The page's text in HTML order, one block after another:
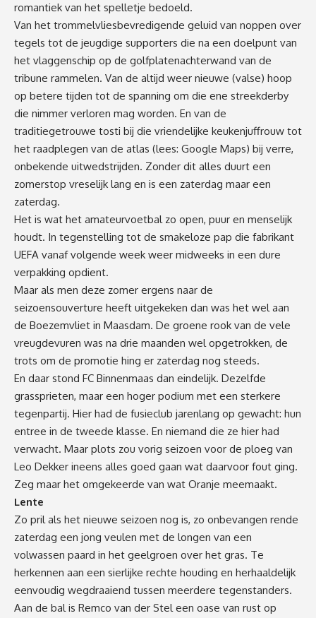
romantiek van het spelletje bedoeld.
Van het trommelvliesbevredigende geluid van noppen over
tegels tot de jeugdige supporters die na een doelpunt van
het vlaggenschip op de golfplatenachterwand van de
tribune rammelen. Van de altijd weer nieuwe (valse) hoop
op betere tijden tot de spanning om die ene streekderby
die nimmer verloren mag worden. En van de
traditiegetrouwe tosti bij die vriendelijke keukenjuffrouw tot
het raadplegen van de atlas (lees: Google Maps) bij verre,
onbekende uitwedstrijden. Zonder dit alles duurt een
zomerstop vreselijk lang en is een zaterdag maar een
zaterdag.
Het is wat het amateurvoetbal zo open, puur en menselijk
houdt. In tegenstelling tot de smakeloze pap die fabrikant
UEFA vanaf volgende week weer midweeks in een dure
verpakking opdient.
Maar als men deze zomer ergens naar de
seizoensouverture heeft uitgekeken dan was het wel aan
de Boezemvliet in Maasdam. De groene rook van de vele
vreugdevuren was na drie maanden wel opgetrokken, de
trots om de promotie hing er zaterdag nog steeds.
En daar stond FC Binnenmaas dan eindelijk. Dezelfde
grassprieten, maar een hoger podium met een sterkere
tegenpartij. Hier had de fusieclub jarenlang op gewacht: hun
entree in de tweede klasse. En niemand die ze hier had
verwacht. Maar plots zou vorig seizoen voor de ploeg van
Leo Dekker ineens alles goed gaan wat daarvoor fout ging.
Zeg maar het omgekeerde van wat Oranje meemaakt.
Lente
Zo pril als het nieuwe seizoen nog is, zo onbevangen rende
zaterdag een jong veulen met de longen van een
volwassen paard in het geelgroen over het gras. Te
herkennen aan een sierlijke rechte houding en herhaaldelijk
eenvoudig wegdraaiend tussen meerdere tegenstanders.
Aan de bal is Remco van der Stel een oase van rust op